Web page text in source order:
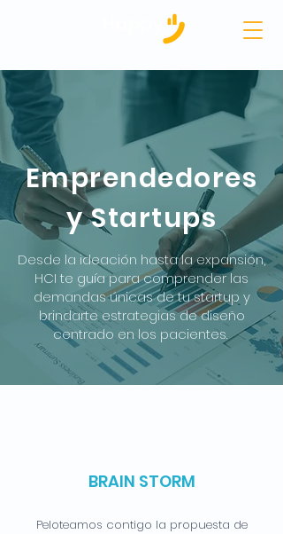
Emprendedores
y Startups
Desde la ideación hasta la expansión,
HCI te guía para comprender las
demandas únicas de tu startup y
brindarte estrategias de diseño
centrado en los pacientes.
BRAIN STORM
Peloteamos contigo la propuesta de